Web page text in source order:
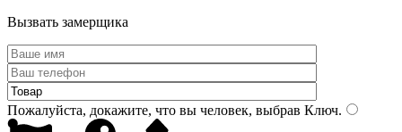
Вызвать замерщика
Пожалуйста, докажите, что вы человек, выбрав Ключ.